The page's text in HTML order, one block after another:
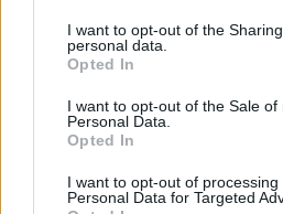
I want to opt-out of the
personal data.
Opted In
I want to opt-out of the Sale of
Personal Data.
Opted In
I want to opt-out of processing
Personal Data for Targeted
Esposende acolhe festival de
COMENTÁRIOS
ÚLTIMAS